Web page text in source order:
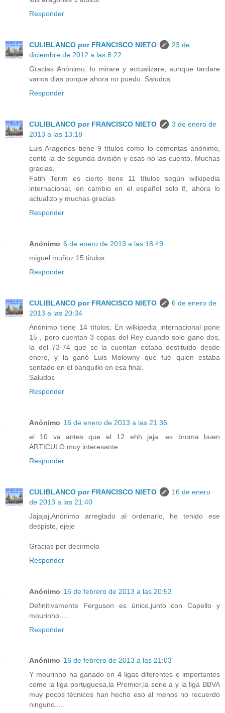
Responder
CULIBLANCO por FRANCISCO NIETO
23 de
diciembre de 2012 a las 8:22
Gracias Anónimo, lo mirare y actualizare, aunque tardare
varios dias porque ahora no puedo. Saludos
Responder
CULIBLANCO por FRANCISCO NIETO
3 de enero de
2013 a las 13:18
Luis Aragones tiene 9 títulos como lo comentas anónimo,
conté la de segunda división y esas no las cuento. Muchas
gracias.
Fatih Terim es cierto tiene 11 títulos según wilkipedia
internacional, en cambio en el español solo 8, ahora lo
actualizo y muchas gracias
Responder
Anónimo 6 de enero de 2013 a las 18:49
miguel muñoz 15 titulos
Responder
CULIBLANCO por FRANCISCO NIETO
6 de enero de
2013 a las 20:34
Anónimo tiene 14 títulos, En wilkipedia internacional pone
15 , pero cuentan 3 copas del Rey cuando solo gano dos,
la del 73-74 que se la cuentan estaba destituido desde
enero, y la ganó Luis Molowny que fué quien estaba
sentado en el banquillo en esa final.
Saludos
Responder
Anónimo 16 de enero de 2013 a las 21:36
el 10 va antes que el 12 ehh jaja. es broma buen
ARTICULO muy interesante
Responder
CULIBLANCO por FRANCISCO NIETO
16 de enero
de 2013 a las 21:40
Jajajaj,Anónimo arreglado al ordenarlo, he tenido ese
despiste, ejeje
Gracias por decirmelo
Responder
Anónimo 16 de febrero de 2013 a las 20:53
Definitivamente Ferguson es único,junto con Capello y
mourinho.....
Responder
Anónimo 16 de febrero de 2013 a las 21:03
Y mourinho ha ganado en 4 ligas diferentes e importantes
como la liga portuguesa,la Premier,la serie a y la liga BBVA
muy pocos técnicos han hecho eso al menos no recuerdo
ninguno.....